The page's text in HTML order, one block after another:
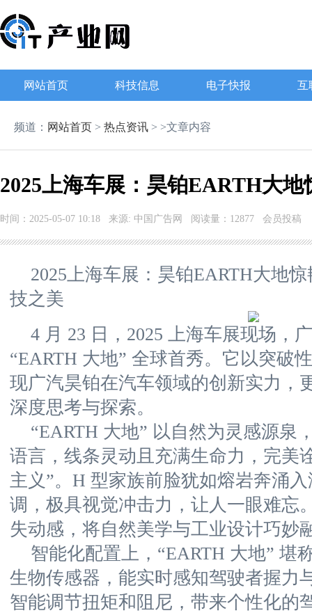
网站首页 科技信息 电子快报 互
频道： 网站首页 > 热点资讯 > >文章内容
2025上海车展：昊铂EARTH大
时间：2025-05-07 10:18 来源: 中国广告网 阅读量：12877 会员投稿
2025上海车展：昊铂EARTH大地
技之美
4 月 23 日，2025 上海车展现场，
“EARTH 大地” 全球首秀。它以突破
现广汽昊铂在汽车领域的创新实力，
深度思考与探索。
“EARTH 大地” 以自然为灵感源泉
语言，线条灵动且充满生命力，完美
主义”。H 型家族前脸犹如熔岩奔涌
调，极具视觉冲击力，让人一眼难忘
失动感，将自然美学与工业设计巧妙
智能化配置上，“EARTH 大地” 堪
生物传感器，能实时感知驾驶者握力
智能调节扭矩和阻尼，带来个性化的